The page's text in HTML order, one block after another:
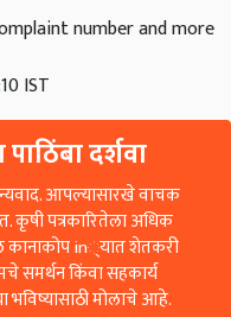
number and more
IST
दर्शवा
आपल्यासारखे वाचक
कृषी पत्रकारितेला अधिक
कानाकोप in्यात शेतकरी
समर्थन किंवा सहकार्य
मोलाचे आहे.